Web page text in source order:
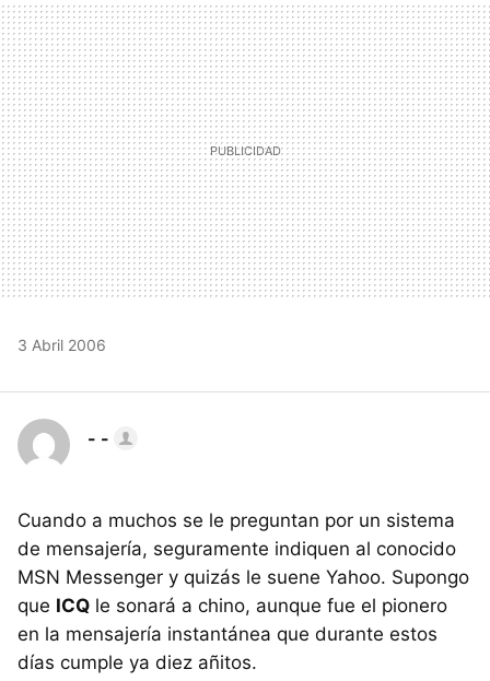
MAIL
3 Abril 2006
- -
Cuando a muchos se le preguntan por un sistema
de mensajería, seguramente indiquen al conocido
MSN Messenger y quizás le suene Yahoo. Supongo
que ICQ le sonará a chino, aunque fue el pionero
en la mensajería instantánea que durante estos
días cumple ya diez añitos.